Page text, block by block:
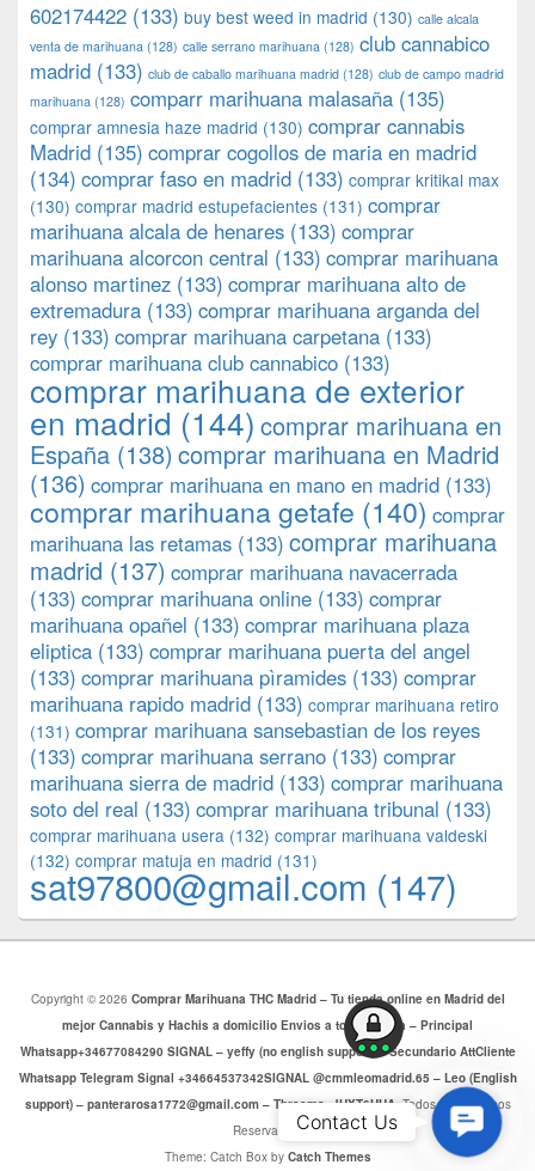
602174422 (133) buy best weed in madrid (130) calle alcala
venta de marihuana (128) calle serrano marihuana (128) club cannabico
madrid (133) club de caballo marihuana madrid (128) club de campo madrid
marihuana (128) comparr marihuana malasaña (135)
comprar amnesia haze madrid (130) comprar cannabis
Madrid (135) comprar cogollos de maria en madrid
(134) comprar faso en madrid (133) comprar kritikal max
(130) comprar madrid estupefacientes (131) comprar
marihuana alcala de henares (133) comprar
marihuana alcorcon central (133) comprar marihuana
alonso martinez (133) comprar marihuana alto de
extremadura (133) comprar marihuana arganda del
rey (133) comprar marihuana carpetana (133)
comprar marihuana club cannabico (133)
comprar marihuana de exterior
en madrid (144) comprar marihuana en
España (138) comprar marihuana en Madrid
(136) comprar marihuana en mano en madrid (133)
comprar marihuana getafe (140) comprar
marihuana las retamas (133) comprar marihuana
madrid (137) comprar marihuana navacerrada
(133) comprar marihuana online (133) comprar
marihuana opañel (133) comprar marihuana plaza
eliptica (133) comprar marihuana puerta del angel
(133) comprar marihuana pìramides (133) comprar
marihuana rapido madrid (133) comprar marihuana retiro
(131) comprar marihuana sansebastian de los reyes
(133) comprar marihuana serrano (133) comprar
marihuana sierra de madrid (133) comprar marihuana
soto del real (133) comprar marihuana tribunal (133)
comprar marihuana usera (132) comprar marihuana valdeski
(132) comprar matuja en madrid (131)
sat97800@gmail.com (147)
Copyright © 2026 Comprar Marihuana THC Madrid – Tu tienda online en Madrid del
mejor Cannabis y Hachis a domicilio Envios a toda Europa – Principal
Whatsapp+34677084290 SIGNAL – yeffy (no english support) – Secundario AttCliente
Whatsapp Telegram Signal +34664537342SIGNAL @cmmleomadrid.65 – Leo (English
support) – panterarosa1772@gmail.com – Threema: JHXT6HHA. Todos los Derechos
Reservados.
Theme: Catch Box by Catch Themes
Us
Contact Us